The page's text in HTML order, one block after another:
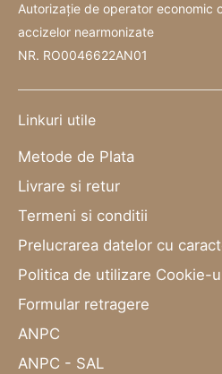
Autorizație de operator economic
accizelor nearmonizate
NR. RO0046622AN01
Linkuri utile
Metode de Plata
Livrare si retur
Termeni si conditii
Prelucrarea datelor cu
Politica de utilizare Cookie-
Formular retragere
ANPC
ANPC - SAL